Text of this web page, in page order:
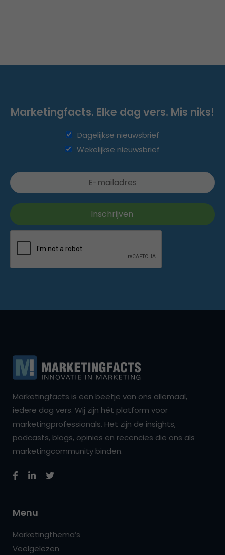
Marketingfacts. Elke dag vers. Mis niks!
Dagelijkse nieuwsbrief
Wekelijkse nieuwsbrief
Marketingfacts is een beetje van ons allemaal,
iedere dag vers. Wij zijn hét platform voor
marketingprofessionals. Het zijn de insights,
podcasts, blogs, opinies en recencies die ons als
marketingcommunity binden.
Menu
Marketingthema’s
Veelgelezen